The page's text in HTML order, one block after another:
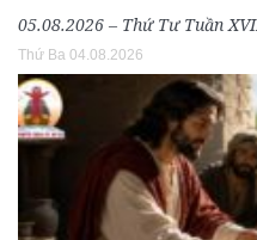
05.08.2026 – Thứ Tư Tuần
Thứ Ba 04.08.2026